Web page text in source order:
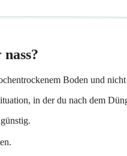
Boden und
in der du nach dem